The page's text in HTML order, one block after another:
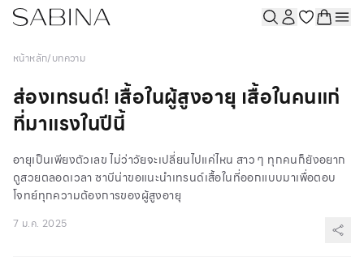
หน้าหลัก/บทความ
ส่องเทรนด์! เสื้อในผู้สูงอายุ เสื้อในคนแก่
ที่มาแรงในปีนี้
อายุเป็นเพียงตัวเลข ไม่ว่าวัยจะเปลี่ยนไปแค่ไหน สาว ๆ ทุกคนก็ยังอยาก
ดูสวยตลอดเวลา ซาบีน่าขอแนะนำเทรนด์เสื้อในที่ออกแบบมาเพื่อตอบ
โจทย์ทุกความต้องการของผู้สูงอายุ
7 ม.ค. 2025